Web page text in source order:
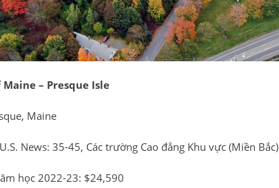
– Presque Isle
Maine
News: 35-45, Các trường Cao đẳng Khu vực (Miền Bắc)
học 2022-23: $24,590